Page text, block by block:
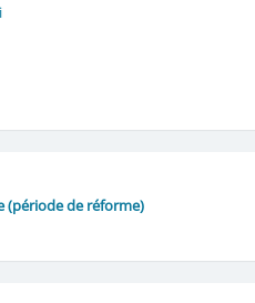
(période de réforme)